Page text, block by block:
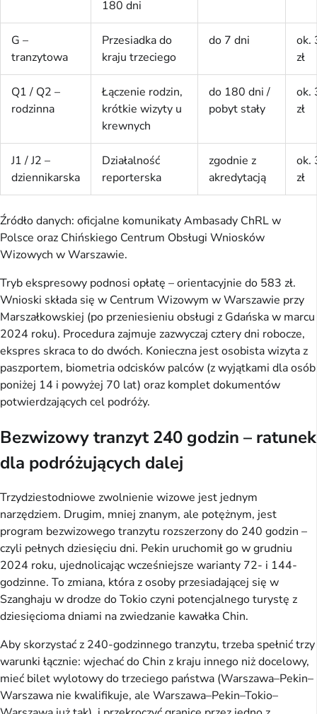
180 dni
G –
tranzytowa
Przesiadka do
kraju trzeciego
do 7 dni
ok.
zł
Q1 / Q2 –
rodzinna
Łączenie rodzin,
krótkie wizyty u
krewnych
do 180 dni /
pobyt stały
ok.
zł
J1 / J2 –
dziennikarska
Działalność
reporterska
zgodnie z
akredytacją
ok.
zł
Źródło danych: oficjalne komunikaty Ambasady ChRL w
Polsce oraz Chińskiego Centrum Obsługi Wniosków
Wizowych w Warszawie.
Tryb ekspresowy podnosi opłatę – orientacyjnie do 583 zł.
Wnioski składa się w Centrum Wizowym w Warszawie przy
Marszałkowskiej (po przeniesieniu obsługi z Gdańska w marcu
2024 roku). Procedura zajmuje zazwyczaj cztery dni robocze,
ekspres skraca to do dwóch. Konieczna jest osobista wizyta z
paszportem, biometria odcisków palców (z wyjątkami dla osób
poniżej 14 i powyżej 70 lat) oraz komplet dokumentów
potwierdzających cel podróży.
Bezwizowy tranzyt 240 godzin – ratunek
dla podróżujących dalej
Trzydziestodniowe zwolnienie wizowe jest jednym
narzędziem. Drugim, mniej znanym, ale potężnym, jest
program bezwizowego tranzytu rozszerzony do 240 godzin –
czyli pełnych dziesięciu dni. Pekin uruchomił go w grudniu
2024 roku, ujednolicając wcześniejsze warianty 72- i 144-
godzinne. To zmiana, która z osoby przesiadającej się w
Szanghaju w drodze do Tokio czyni potencjalnego turystę z
dziesięcioma dniami na zwiedzanie kawałka Chin.
Aby skorzystać z 240-godzinnego tranzytu, trzeba spełnić trzy
warunki łącznie: wjechać do Chin z kraju innego niż docelowy,
mieć bilet wylotowy do trzeciego państwa (Warszawa–Pekin–
Warszawa nie kwalifikuje, ale Warszawa–Pekin–Tokio–